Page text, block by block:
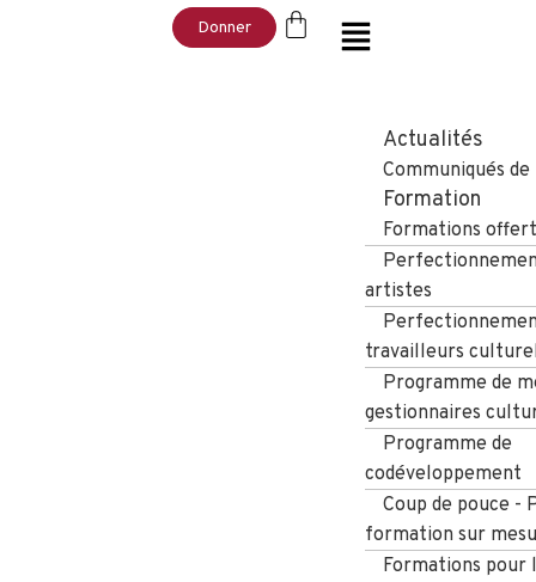
Donner
Actualités
Communiqués de
Formation
Formations
artistes
travailleurs
Programme de
gestionnaires
Programme de
codéveloppement
Coup de pouce -
formation sur
Formations